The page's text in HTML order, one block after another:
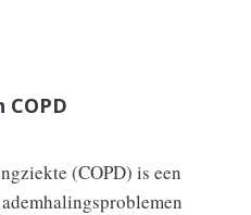
(COPD) is een